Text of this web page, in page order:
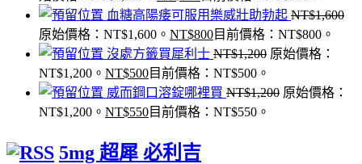
血糖高陽痿可服用樂威壯助勃起 NT$1,600
原始價格：NT$1,600。 NT$800目前價格：NT$800。
沒處方籤買犀利士 NT$1,200 原始價格：
NT$1,200。 NT$500目前價格：NT$500。
威而鋼口溶錠哪裡買 NT$1,200 原始價格：
NT$1,200。 NT$550目前價格：NT$550。
5mg 超犀 必利吉